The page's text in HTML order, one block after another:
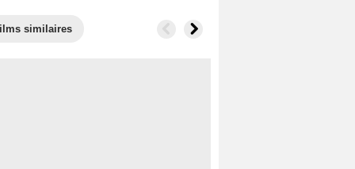
similaires